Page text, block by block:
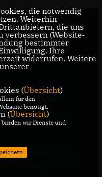
im Rat der Stadt
Informationen rund
zweitgrößten Stadt
KONTAKT
Sharkness Media
die notwendig
Weiterhin
die uns
verbessern (Website-
bestimmter
Ihre
widerrufen. Weitere
(Übersicht)
für den
benötigt.
(Übersicht)
wir Dienste und